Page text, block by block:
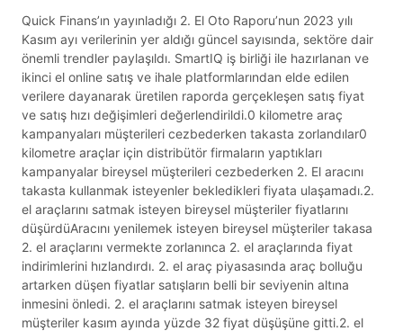
Quick Finans’ın yayınladığı 2. El Oto Raporu’nun 2023 yılı
Kasım ayı verilerinin yer aldığı güncel sayısında, sektöre dair
önemli trendler paylaşıldı. SmartIQ iş birliği ile hazırlanan ve
ikinci el online satış ve ihale platformlarından elde edilen
verilere dayanarak üretilen raporda gerçekleşen satış fiyat
ve satış hızı değişimleri değerlendirildi.0 kilometre araç
kampanyaları müşterileri cezbederken takasta zorlandılar0
kilometre araçlar için distribütör firmaların yaptıkları
kampanyalar bireysel müşterileri cezbederken 2. El aracını
takasta kullanmak isteyenler bekledikleri fiyata ulaşamadı.2.
el araçlarını satmak isteyen bireysel müşteriler fiyatlarını
düşürdüAracını yenilemek isteyen bireysel müşteriler takasa
2. el araçlarını vermekte zorlanınca 2. el araçlarında fiyat
indirimlerini hızlandırdı. 2. el araç piyasasında araç bolluğu
artarken düşen fiyatlar satışların belli bir seviyenin altına
inmesini önledi. 2. el araçlarını satmak isteyen bireysel
müşteriler kasım ayında yüzde 32 fiyat düşüşüne gitti.2. el